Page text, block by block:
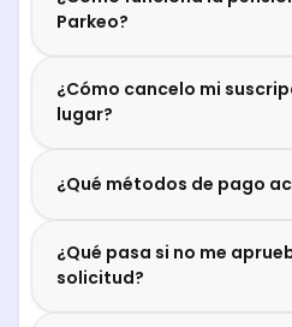
Parkeo?
¿Cómo cancelo mi
lugar?
¿Qué métodos de pago
¿Qué pasa si no me
solicitud?